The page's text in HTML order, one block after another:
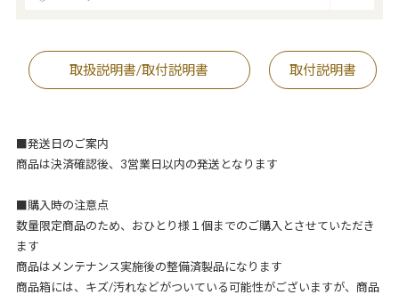
取扱説明書/取付説明書 取付説明書
■発送日のご案内
商品は決済確認後、3営業日以内の発送となります
■購入時の注意点
数量限定商品のため、おひとり様１個までのご購入とさせていただき
ます
商品はメンテナンス実施後の整備済製品になります
商品箱には、キズ/汚れなどがついている可能性がございますが、商品